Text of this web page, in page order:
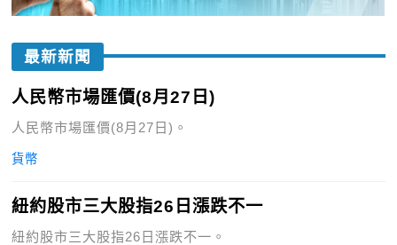
最新新聞
人民幣市場匯價(8月27日)
人民幣市場匯價(8月27日)。
貨幣
紐約股市三大股指26日漲跌不一
紐約股市三大股指26日漲跌不一。